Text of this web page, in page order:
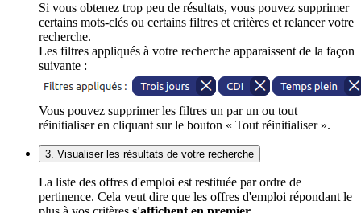
Si vous obtenez trop peu de résultats, vous pouvez supprimer
certains mots-clés ou certains filtres et critères et relancer votre
recherche.
Les filtres appliqués à votre recherche apparaissent de la façon
suivante :
Vous pouvez supprimer les filtres un par un ou tout
réinitialiser en cliquant sur le bouton « Tout réinitialiser ».
3. Visualiser les résultats de votre recherche
La liste des offres d'emploi est restituée par ordre de
pertinence. Cela veut dire que les offres d'emploi répondant le